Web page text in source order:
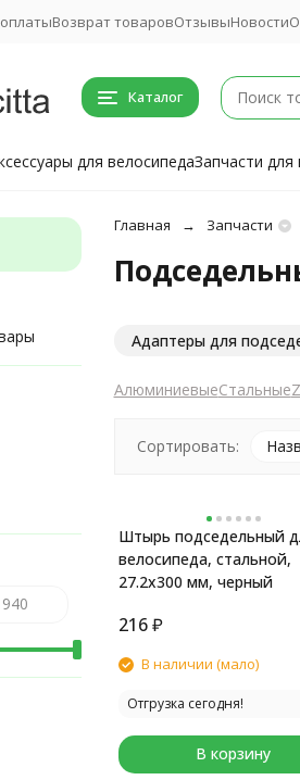
Возврат товаровОтзывыНовости
Каталог
для велосипедаЗапчасти для
Главная Запчасти
Адаптеры для
АлюминиевыеСтальные
Сортировать:
Штырь подседельный
велосипеда, стальной,
27.2x300 мм, черный
216 ₽
В наличии (мало)
Отгрузка сегодня!
В корзину